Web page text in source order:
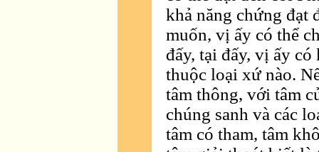
khả năng chứng đạt
muốn, vị ấy có thể
đấy, tại đấy, vị ấy
thuộc loại xứ nào.
tâm thông, với tâm
chúng sanh và các
tâm có tham, tâm